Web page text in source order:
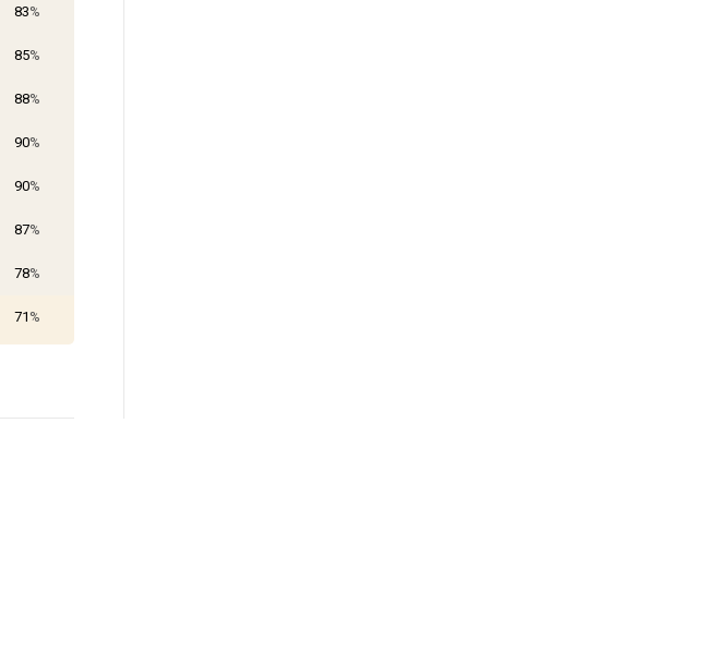
83%
85%
88%
90%
90%
87%
78%
71 %